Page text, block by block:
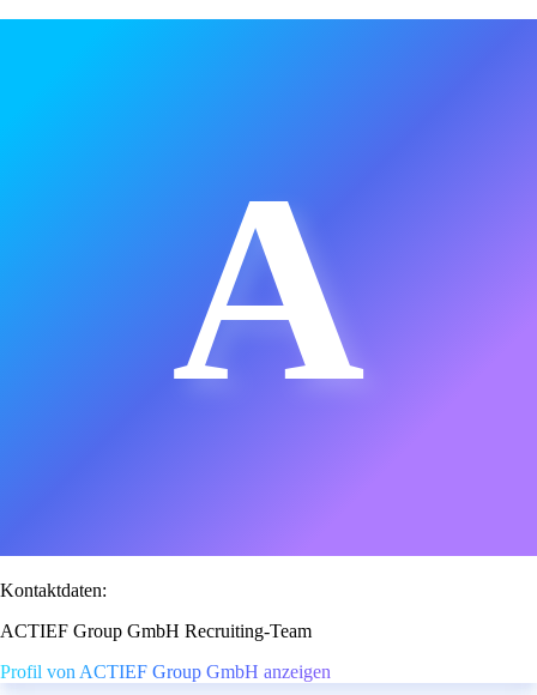
A
Kontaktdaten:
ACTIEF Group GmbH Recruiting-Team
Profil von ACTIEF Group GmbH anzeigen